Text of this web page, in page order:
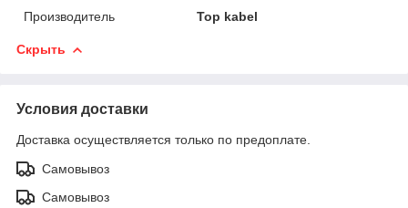
Производитель
Top kabel
Скрыть
Условия доставки
Доставка осуществляется только по предоплате.
Самовывоз
Самовывоз